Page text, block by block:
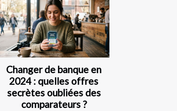
Changer de banque en
2024 : quelles offres
secrètes oubliées des
comparateurs ?